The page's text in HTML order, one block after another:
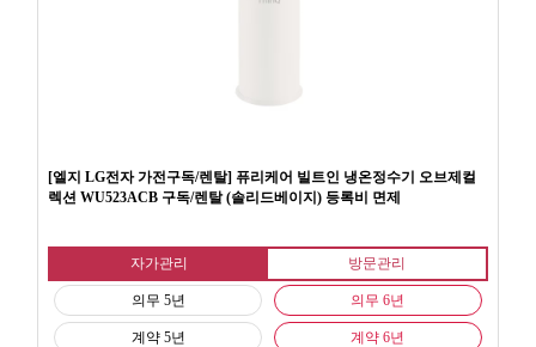
[엘지 LG전자 가전구독/렌탈] 퓨리케어 빌트인 냉온정수기 오브제컬
렉션 WU523ACB 구독/렌탈 (솔리드베이지) 등록비 면제
자가관리 방문관리
의무 5년
계약 5년
의무 6년
계약 6년